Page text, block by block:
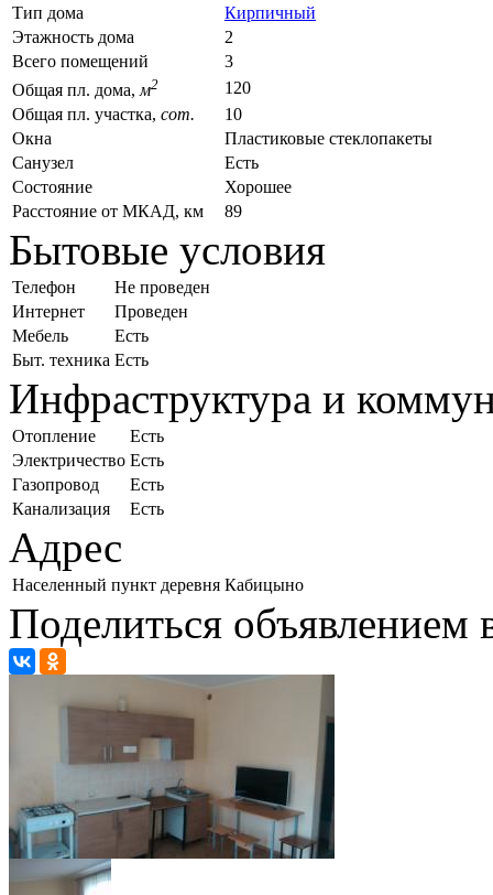
Тип дома
Кирпичный
Этажность дома
2
Всего помещений
3
Общая пл. дома, м2
120
Общая пл. участка, сот.
10
Окна
Пластиковые стеклопакеты
Санузел
Есть
Состояние
Хорошее
Расстояние от МКАД, км
89
Бытовые условия
Телефон
Не проведен
Интернет
Проведен
Мебель
Есть
Быт. техника Есть
Инфраструктура и
Отопление
Есть
Электричество Есть
Газопровод
Есть
Канализация
Есть
Адрес
Населенный пункт деревня Кабицыно
Поделиться объявлением